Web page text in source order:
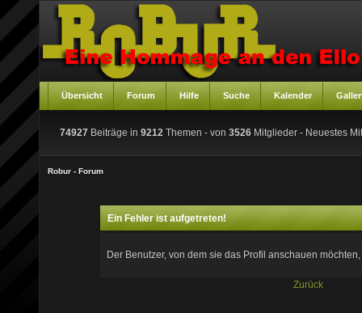
Übersicht Forum Hilfe Suche Kalender
74927 Beiträge in 9212 Themen - von 3526 Mitglieder - Neuestes
Robur - Forum
Ein Fehler ist aufgetreten!
Der Benutzer, von dem sie das Profil anschauen
Zurück